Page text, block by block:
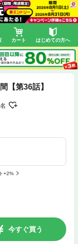
カート はじめての方へ
【第36話】
+2%
今すぐ買う